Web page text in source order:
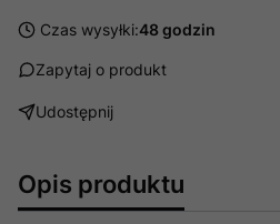
Czas wysyłki:48 godzin
Zapytaj o produkt
Udostępnij
Opis produktu